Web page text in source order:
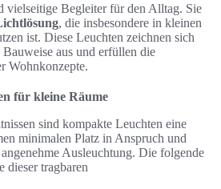
vielseitige Begleiter für den Alltag. Sie
, die insbesondere in kleinen
ist. Diese Leuchten zeichnen sich
aus und erfüllen die
Wohnkonzepte.
für kleine Räume
sind kompakte Leuchten eine
minimalen Platz in Anspruch und
Ausleuchtung. Die folgende
dieser tragbaren